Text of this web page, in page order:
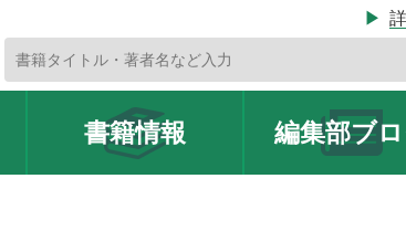
▶
書籍情報 編集部ブ